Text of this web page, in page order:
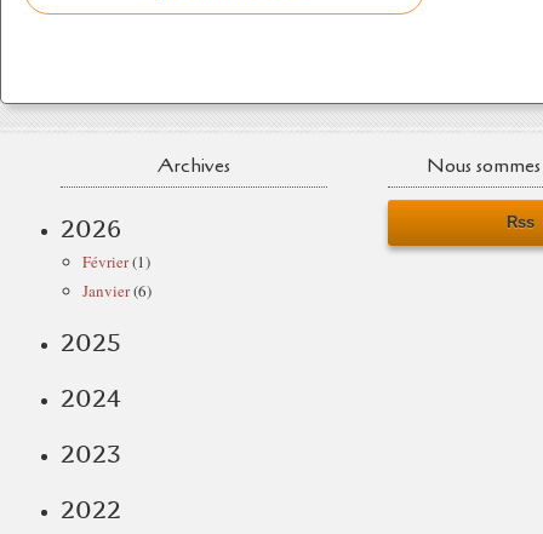
Archives
2026
Février(1)
Janvier(6)
2025
2024
2023
2022
Nous
Rss